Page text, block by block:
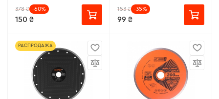
378 ₴ -60%
150 ₴
153 ₴ -35%
99 ₴
РАСПРОДАЖА